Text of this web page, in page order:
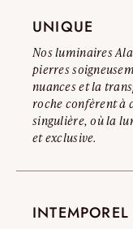
Lire l’avertissement
UNIQUE
Nos luminaires
pierres
nuances et la
roche confèrent à
singulière, où la
et exclusive.
INTEMPOREL